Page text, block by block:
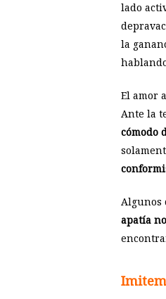
lado
la
El amor
Ante la
cómodo
Algunos
apatía